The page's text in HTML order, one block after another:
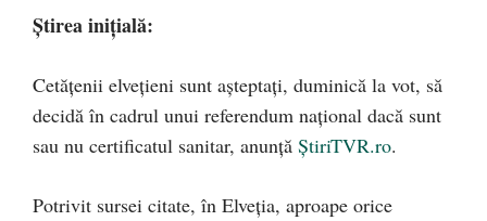
Știrea inițială:
Cetățenii elvețieni sunt așteptați, duminică la vot, să
decidă în cadrul unui referendum național dacă sunt
sau nu certificatul sanitar, anunță ȘtiriTVR.ro.
Potrivit sursei citate, în Elveția, aproape orice